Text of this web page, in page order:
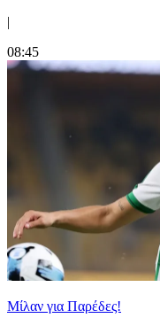
|
08:45
Μίλαν για Παρέδες!